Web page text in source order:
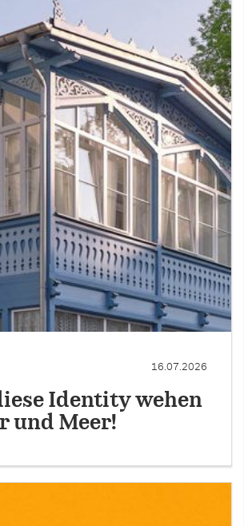
16.07.2026
Identity wehen
und Meer!